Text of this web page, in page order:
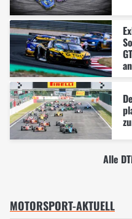
Alle
MOTORSPORT-AKTUELL